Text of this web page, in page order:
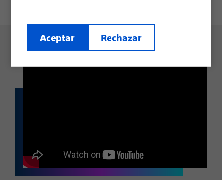
Aceptar Rechazar